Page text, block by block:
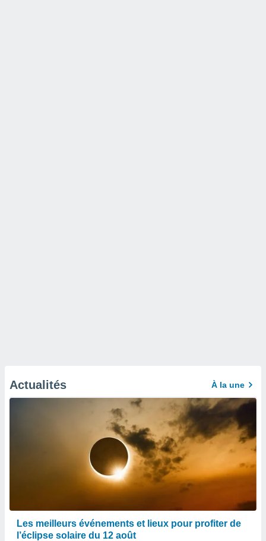
Actualités À la une
Les meilleurs événements et lieux pour profiter de
l’éclipse solaire du 12 août